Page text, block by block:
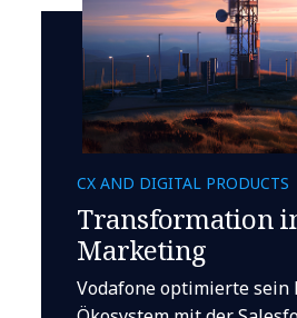
CX AND DIGITAL PRODUCTS
Transformation
Marketing
Vodafone optimierte sein